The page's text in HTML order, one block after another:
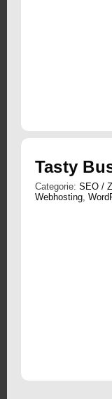
Tasty
Categorie: SEO /
Webhosting,